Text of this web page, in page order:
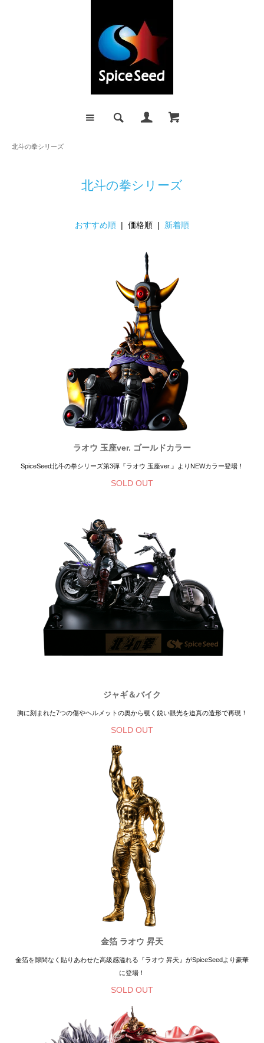
北斗の拳シリーズ
北斗の拳シリーズ
おすすめ順 | 価格順 | 新着順
ラオウ 玉座ver. ゴールドカラー
SpiceSeed北斗の拳シリーズ第3弾『ラオウ 玉座ver.』よりNEWカラー登場！
SOLD OUT
ジャギ＆バイク
胸に刻まれた7つの傷やヘルメットの奥から覗く鋭い眼光を迫真の造形で再現！
SOLD OUT
金箔 ラオウ 昇天
金箔を隙間なく貼りあわせた高級感溢れる『ラオウ 昇天』がSpiceSeedより豪華
に登場！
SOLD OUT